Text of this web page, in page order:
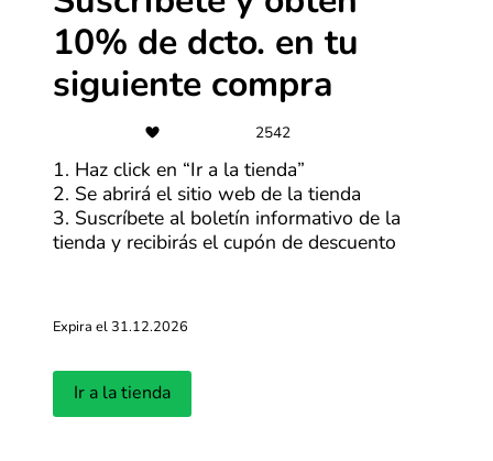
Últimas entradas del blog
2026?
10% de dcto. en tu
siguiente compra
2542
1. Haz click en “Ir a la tienda”
2. Se abrirá el sitio web de la tienda
3. Suscríbete al boletín informativo de la
tienda y recibirás el cupón de descuento
Expira el 31.12.2026
Ir a la tienda